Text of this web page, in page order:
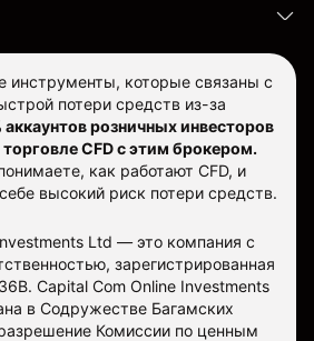
инструменты, которые связаны с
потери средств из-за
аккаунтов розничных инвесторов
CFD с этим брокером.
как работают CFD, и
высокий риск потери средств.
Ltd — это компания с
зарегистрированная
Capital Com Online Investments
в Содружестве Багамских
Комиссии по ценным